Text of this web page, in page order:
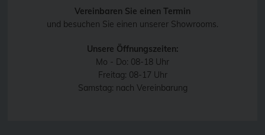
Vereinbaren Sie einen Termin
und besuchen Sie einen unserer Showrooms.
Unsere Öffnungszeiten:
Mo - Do: 08-18 Uhr
Freitag: 08-17 Uhr
Samstag: nach Vereinbarung